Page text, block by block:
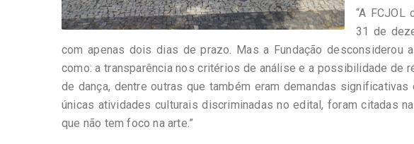
“A FCJOL
31 de
com apenas dois dias de prazo. Mas a Fundação
como: a transparência nos critérios de análise e a possibilidade de
de dança, dentre outras que também eram demandas
únicas atividades culturais discriminadas no edital, foram citadas
que não tem foco na arte.”